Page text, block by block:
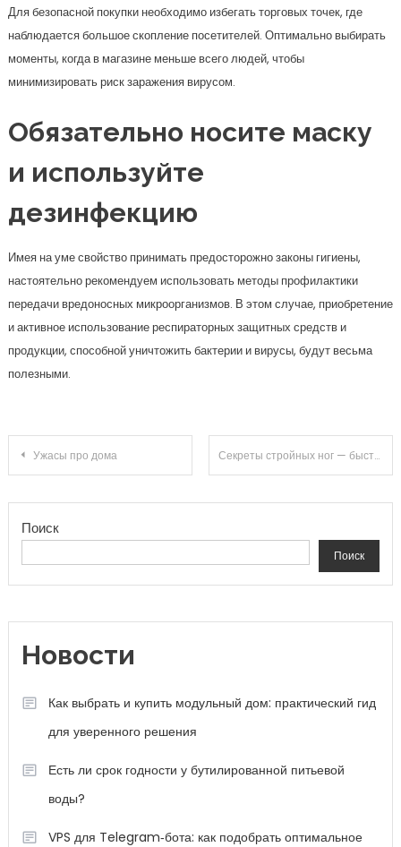
Для безопасной покупки необходимо избегать торговых точек, где
наблюдается большое скопление посетителей. Оптимально выбирать
моменты, когда в магазине меньше всего людей, чтобы
минимизировать риск заражения вирусом.
Обязательно носите маску
и используйте
дезинфекцию
Имея на уме свойство принимать предосторожно законы гигиены,
настоятельно рекомендуем использовать методы профилактики
передачи вредоносных микроорганизмов. В этом случае, приобретение
и активное использование респираторных защитных средств и
продукции, способной уничтожить бактерии и вирусы, будут весьма
полезными.
Навигация по записям
Ужасы про дома Секреты стройных ног — быстро и эффективно
Поиск
Поиск
Новости
Как выбрать и купить модульный дом: практический гид
для уверенного решения
Есть ли срок годности у бутилированной питьевой
воды?
VPS для Telegram‑бота: как подобрать оптимальное